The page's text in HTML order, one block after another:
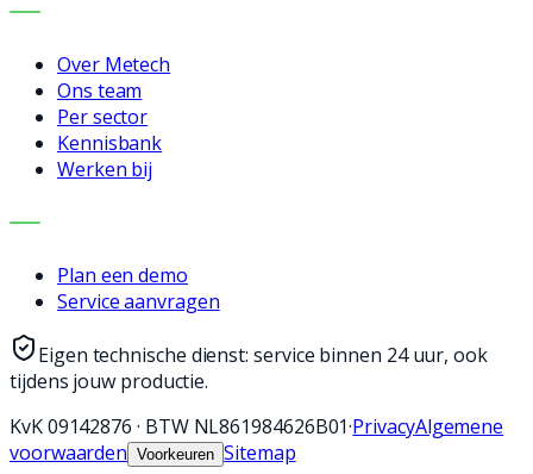
BEDRIJF
Over Metech
Ons team
Per sector
Kennisbank
Werken bij
CONTACT
Plan een demo
Service aanvragen
Eigen technische dienst: service binnen 24 uur, ook
tijdens jouw productie.
KvK09142876 · BTW NL861984626B01·PrivacyAlgemene
voorwaarden Voorkeuren Sitemap